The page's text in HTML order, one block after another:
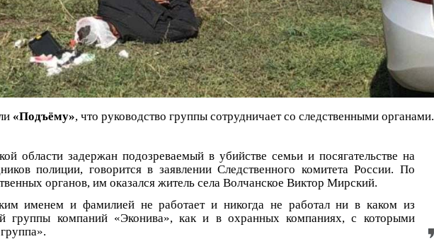
«Подъёму», что руководство группы сотрудничает со следственными органами.
области задержан подозреваемый в убийстве семьи и посягательстве на
полиции, говорится в заявлении Следственного комитета России. По
органов, им оказался житель села Волчанское Виктор Мирский.
именем и фамилией не работает и никогда не работал ни в каком из
группы компаний «Эконива», как и в охранных компаниях, с которыми